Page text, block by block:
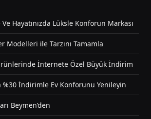
Hayatınızda Lüksle Konforun Markası
Modelleri ile Tarzını Tamamla
İnternete Özel Büyük İndirim
%30 İndirimle Ev Konforunu Yenileyin
Beymen’den